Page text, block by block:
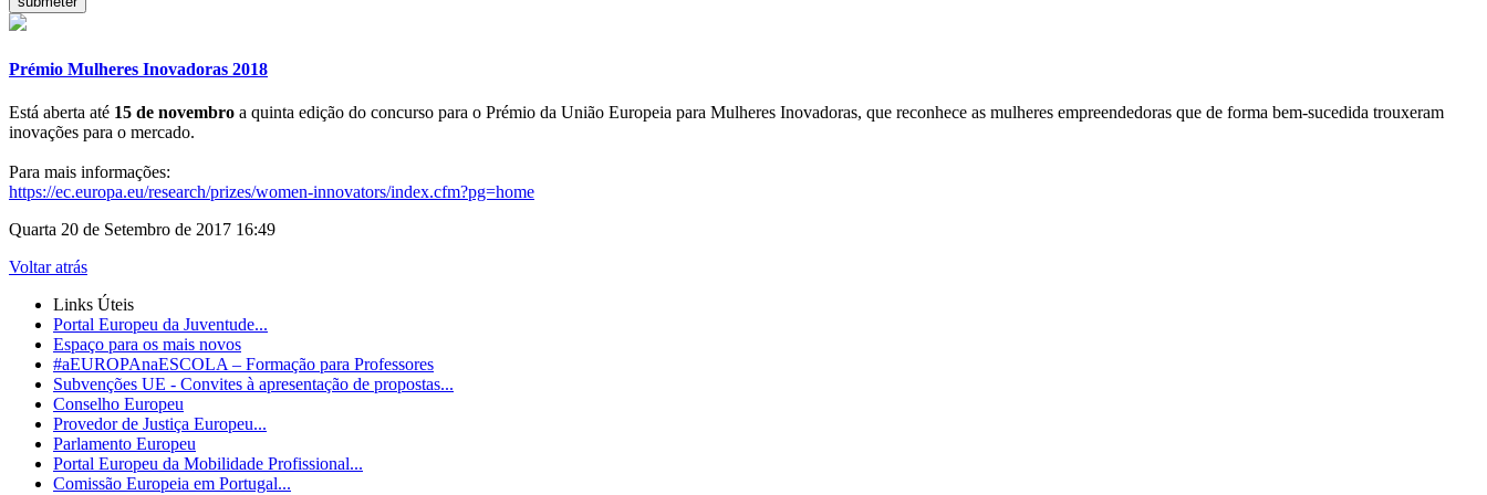
Prémio Mulheres Inovadoras 2018
Está aberta até 15 de novembro a quinta edição do concurso para o Prémio da União Europeia para Mulheres Inovadoras, que reconhece as mulheres empreendedoras que de forma bem-sucedida trouxeram
inovações para o mercado.
Para mais informações:
https://ec.europa.eu/research/prizes/women-innovators/index.cfm?pg=home
Quarta 20 de Setembro de 2017 16:49
Voltar atrás
Links Úteis
Portal Europeu da Juventude...
Espaço para os mais novos
#aEUROPAnaESCOLA – Formação para Professores
Subvenções UE - Convites à apresentação de propostas...
Conselho Europeu
Provedor de Justiça Europeu...
Parlamento Europeu
Portal Europeu da Mobilidade Profissional...
Comissão Europeia em Portugal...